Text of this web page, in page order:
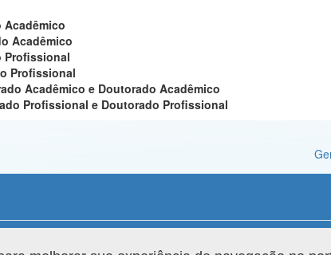
Acadêmico
Acadêmico
Profissional
Profissional
Acadêmico e Doutorado Acadêmico
Profissional e Doutorado Profissional